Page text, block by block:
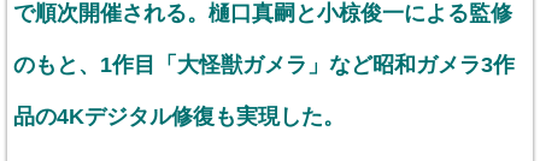
で順次開催される。樋口真嗣と小椋俊一による監修
のもと、1作目「大怪獣ガメラ」など昭和ガメラ3作
品の4Kデジタル修復も実現した。